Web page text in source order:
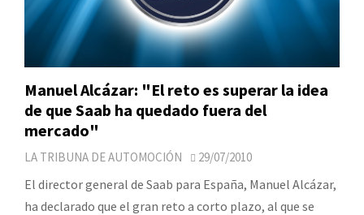
Manuel Alcázar: "El reto es superar la idea
de que Saab ha quedado fuera del
mercado"
LA TRIBUNA DE AUTOMOCIÓN 29/07/2010
El director general de Saab para España, Manuel Alcázar,
ha declarado que el gran reto a corto plazo, al que se